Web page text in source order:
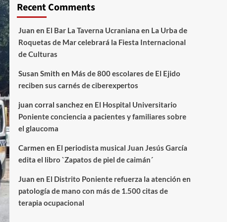
Recent Comments
Juan en El Bar La Taverna Ucraniana en La Urba de
Roquetas de Mar celebrará la Fiesta Internacional
de Culturas
Susan Smith en Más de 800 escolares de El Ejido
reciben sus carnés de ciberexpertos
juan corral sanchezen El Hospital Universitario
Poniente conciencia a pacientes y familiares sobre
el glaucoma
Carmen en El periodista musical Juan Jesús García
edita el libro `Zapatos de piel de caimán´
Juan en El Distrito Poniente refuerza la atención en
patología de mano con más de 1.500 citas de
terapia ocupacional